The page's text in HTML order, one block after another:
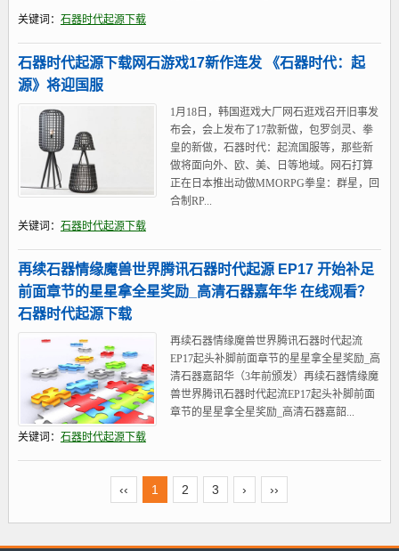
关键词： 石器时代起源下载
石器时代起源下载网石游戏17新作连发 《石器时代：起
源》将迎国服
1月18日，韩国逛戏大厂网石逛戏召开旧事发
布会，会上发布了17款新做，包罗剑灵、拳
皇的新做，石器时代：起流国服等，那些新
做将面向外、欧、美、日等地域。网石打算
正在日本推出动做MMORPG拳皇：群星，回
合制RP...
关键词： 石器时代起源下载
再续石器情缘魔兽世界腾讯石器时代起源 EP17 开始补足
前面章节的星星拿全星奖励_高清石器嘉年华 在线观看？
石器时代起源下载
再续石器情缘魔兽世界腾讯石器时代起流
EP17起头补脚前面章节的星星拿全星奖励_高
清石器嘉韶华（3年前颁发）再续石器情缘魔
兽世界腾讯石器时代起流EP17起头补脚前面
章节的星星拿全星奖励_高清石器嘉韶...
关键词： 石器时代起源下载
‹‹ 1 2 3 › ››